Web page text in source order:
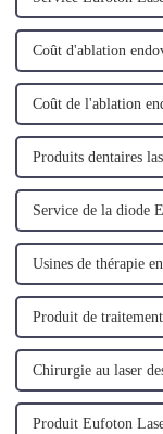
Coût d'ablation
Coût de l'ablation
Produits dentaires
Service de la diode
Usines de thérapie
Produit de
Chirurgie au laser
Produit Eufoton